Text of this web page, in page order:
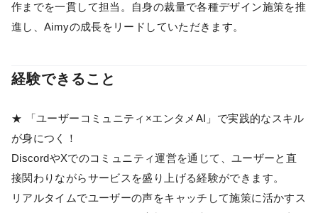
作までを一貫して担当。自身の裁量で各種デザイン施策を推
進し、Aimyの成長をリードしていただきます。
経験できること
★ 「ユーザーコミュニティ×エンタメAI」で実践的なスキル
が身につく！
DiscordやXでのコミュニティ運営を通じて、ユーザーと直
接関わりながらサービスを盛り上げる経験ができます。
リアルタイムでユーザーの声をキャッチして施策に活かすス